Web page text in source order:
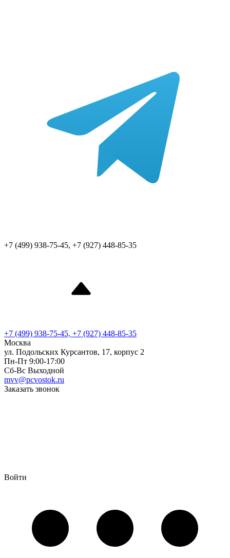
+7 (499) 938-75-45, +7 (927) 448-85-35
+7 (499) 938-75-45, +7 (927) 448-85-35
Москва
ул. Подольских Курсантов, 17, корпус 2
Пн-Пт 9:00-17:00
Сб-Вс Выходной
mvv@pcvostok.ru
Заказать звонок
Войти